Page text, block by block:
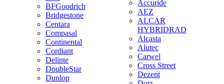
BFGoodrich
Bridgestone
Centara
Compasal
Continental
Cordiant
Delinte
DoubleStar
Dunlop
Accuride
AEZ
ALCAR
HYBRIDRAD
Alcasta
Alutec
Carwel
Cross Street
Dezent